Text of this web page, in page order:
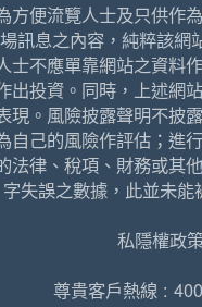
方便流覽人士及只供作
訊息之內容，純粹該
士不應單靠網站之資料
出投資。同時，上述網
現。風險披露聲明不披
自己的風險作評估；進
法律、稅項、財務或其
字失誤之數據，此並未
私隱權政
尊貴客戶熱線 :